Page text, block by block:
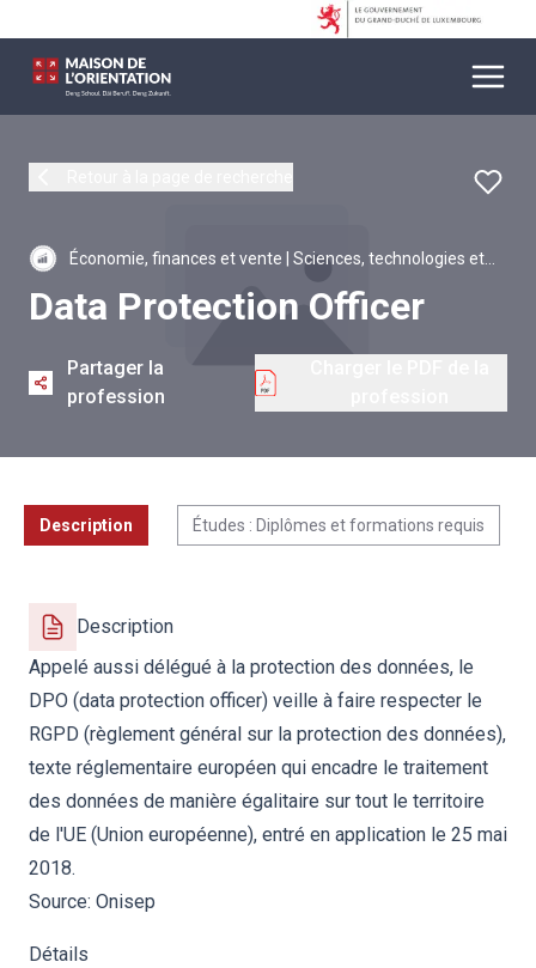
Économie, finances et vente | Sciences, technologies et
Data Protection Officer
Partager la
profession
Description Études : Diplômes et formations requis
Description
Appelé aussi délégué à la protection des données, le
DPO (data protection officer) veille à faire respecter le
RGPD (règlement général sur la protection des données),
texte réglementaire européen qui encadre le traitement
des données de manière égalitaire sur tout le territoire
de l'UE (Union européenne), entré en application le 25 mai
2018.
Source: Onisep
Détails